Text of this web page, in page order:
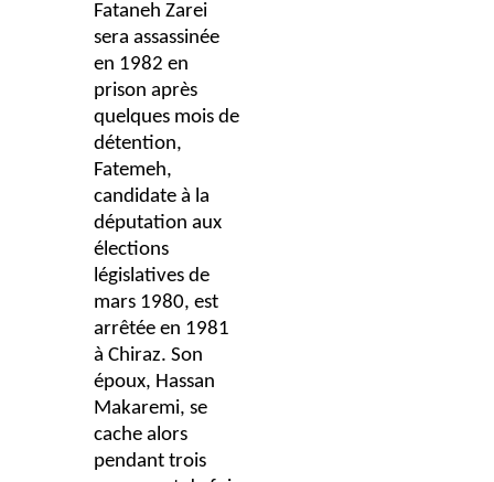
Fataneh Zarei
sera assassinée
en 1982 en
prison après
quelques mois de
détention,
Fatemeh,
candidate à la
députation aux
élections
législatives de
mars 1980, est
arrêtée en 1981
à Chiraz. Son
époux, Hassan
Makaremi, se
cache alors
pendant trois